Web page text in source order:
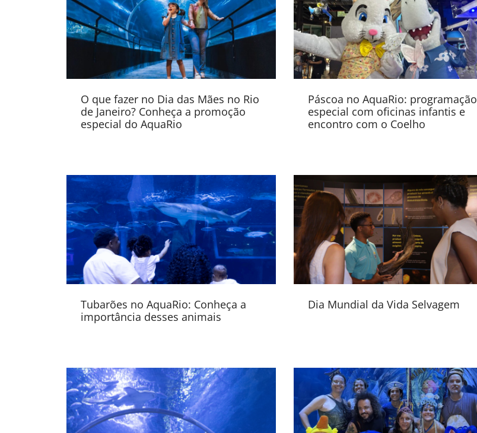
O que fazer no Dia das Mães no Rio
de Janeiro? Conheça a promoção
especial do AquaRio
Páscoa no AquaRio: programação
especial com oficinas infantis e
encontro com o Coelho
Tubarões no AquaRio: Conheça a
importância desses animais
Dia Mundial da Vida Selvagem